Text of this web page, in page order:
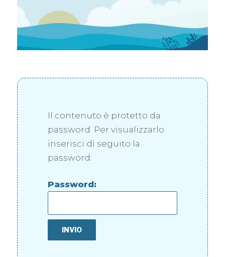
Il contenuto è protetto da
password. Per visualizzarlo
inserisci di seguito la
password:
Password: